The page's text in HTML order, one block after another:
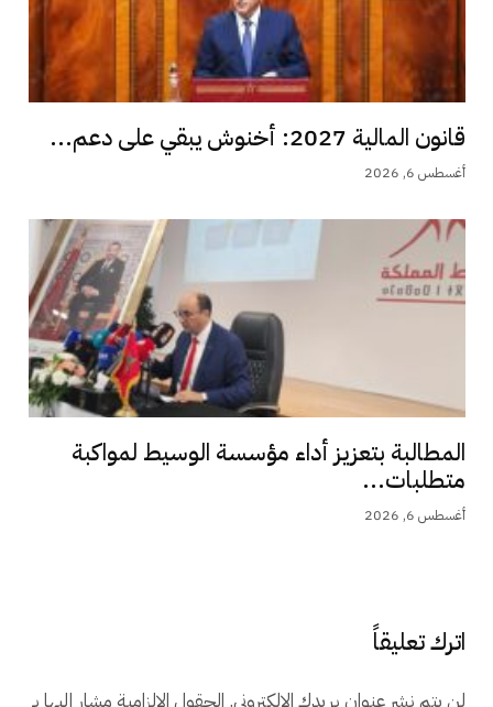
قانون المالية 2027: أخنوش يبقي على دعم...
أغسطس 6, 2026
المطالبة بتعزيز أداء مؤسسة الوسيط لمواكبة
متطلبات...
أغسطس 6, 2026
اترك تعليقاً
لن يتم نشر عنوان بريدك الإلكتروني. الحقول الإلزامية مشار إليها بـ